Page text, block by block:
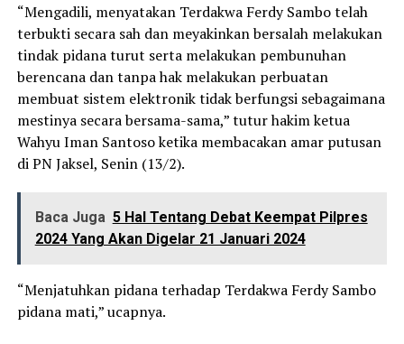
“Mengadili, menyatakan Terdakwa Ferdy Sambo telah
terbukti secara sah dan meyakinkan bersalah melakukan
tindak pidana turut serta melakukan pembunuhan
berencana dan tanpa hak melakukan perbuatan
membuat sistem elektronik tidak berfungsi sebagaimana
mestinya secara bersama-sama,” tutur hakim ketua
Wahyu Iman Santoso ketika membacakan amar putusan
di PN Jaksel, Senin (13/2).
Baca Juga 5 Hal Tentang Debat Keempat Pilpres
2024 Yang Akan Digelar 21 Januari 2024
“Menjatuhkan pidana terhadap Terdakwa Ferdy Sambo
pidana mati,” ucapnya.